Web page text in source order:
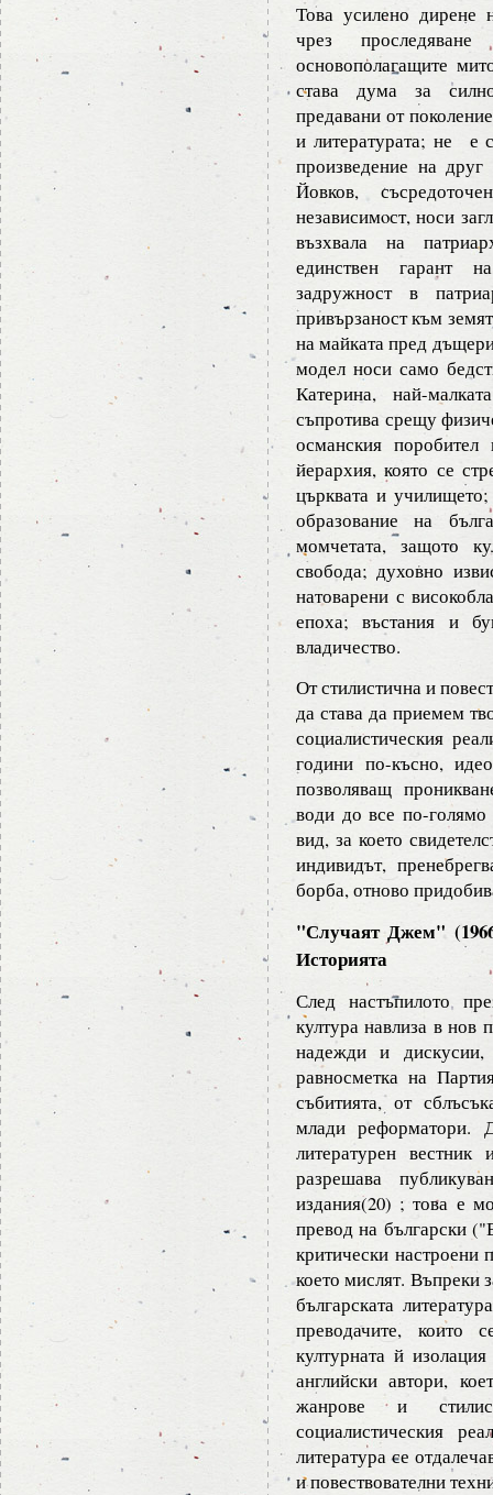
Това усилено дирене
чрез
основополагащите
става дума за
предавани от
и литературата; не е
произведение на
Йовков,
независимoст, носи
възхвала на
единствен гарант
задружност в
привързаност към
на майката пред
модел носи само
Катерина, най-
съпротива срещу
османския
йерархия, която се
църквата и
образование на
момчетата, защото
свобода; духовно
натоварени с
епоха; въстания и
владичество.
От стилистична и
да става да приемем
социалистическия
години по-късно,
позволяващ
води до все по-голямо
вид, за което
индивидът,
борба, отново
"Случаят Джем"
Историята
След настъпилото
култура навлиза в нов
надежди и дискусии,
равносметка на
събитията, от
млади реформатори.
литературен
разрешава
издания(20) ; това е
превод на български
критически настроени
което мислят. Въпреки
българската
преводачите, които
културната й
английски автори,
жанрове и
социалистическия
литература се
и повествователни